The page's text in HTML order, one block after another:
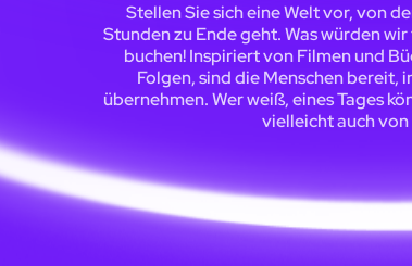
Stellen Sie sich eine Welt vor, von
Stunden zu Ende geht. Was würden
buchen! Inspiriert von Filmen und
Folgen, sind die Menschen bereit,
übernehmen. Wer weiß, eines Tages
vielleicht auch von